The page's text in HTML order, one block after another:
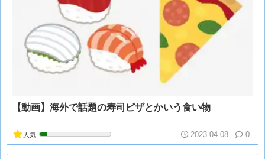
【動画】海外で話題の寿司ピザとかいう食い物
人気 2023.04.08 0